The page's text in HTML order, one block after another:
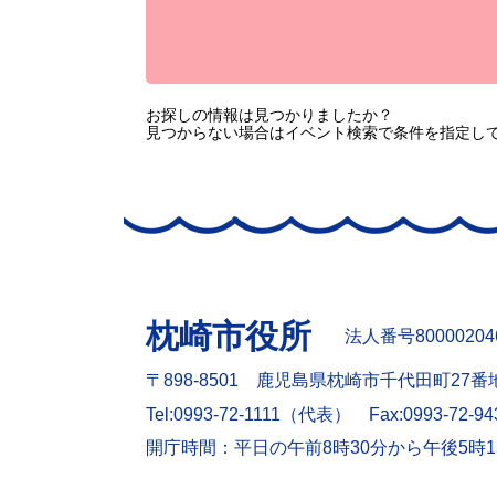
お探しの情報は見つかりましたか？
見つからない場合はイベント検索で条件を指定し
枕崎市役所 法人番号
〒898-8501 鹿児島県枕崎市千代田町27番
Tel:0993-72-1111（代表）
Fax:0993-72-
開庁時間：平日の午前8時30分から午後5時